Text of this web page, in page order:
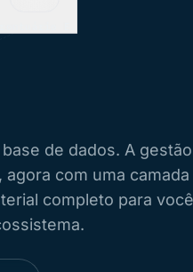
de dados. A gestão
com uma camada
completo para você